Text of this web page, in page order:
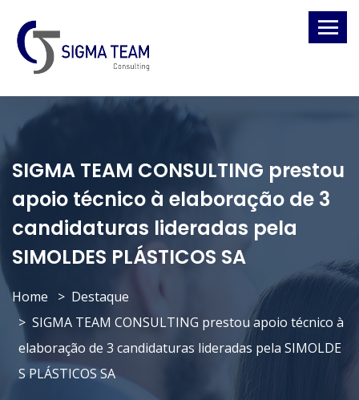
SIGMA TEAM CONSULTING prestou
apoio técnico à elaboração de 3
candidaturas lideradas pela
SIMOLDES PLÁSTICOS SA
Home
Destaque
SIGMA TEAM CONSULTING prestou apoio técnico à
elaboração de 3 candidaturas lideradas pela SIMOLDE
S PLÁSTICOS SA